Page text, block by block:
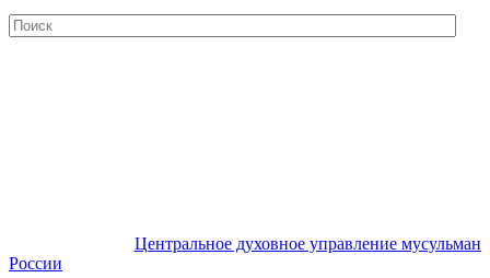
Центральное духовное управление мусульман
России